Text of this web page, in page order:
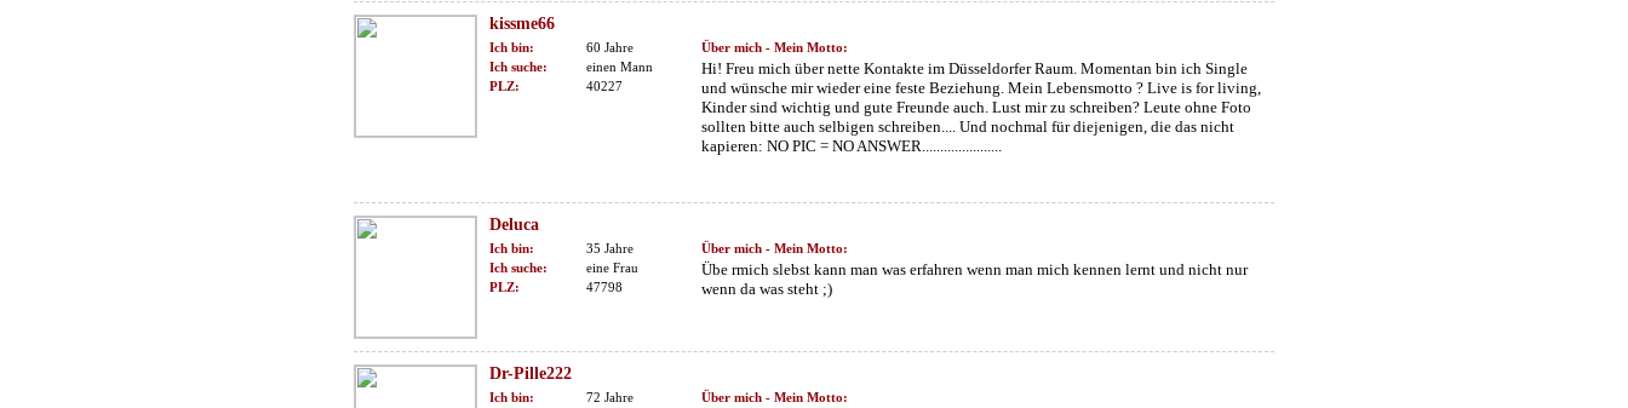
kissme66
Ich bin:
60 Jahre
Ich suche:
einen Mann
PLZ:
40227
Über mich - Mein Motto:
Hi! Freu mich über nette Kontakte im Düsseldorfer Raum. Momentan bin ich Single
und wünsche mir wieder eine feste Beziehung. Mein Lebensmotto ? Live is for living,
Kinder sind wichtig und gute Freunde auch. Lust mir zu schreiben? Leute ohne Foto
sollten bitte auch selbigen schreiben.... Und nochmal für diejenigen, die das nicht
kapieren: NO PIC = NO ANSWER......................
Deluca
Ich bin:
35 Jahre
Ich suche:
eine Frau
PLZ:
47798
Über mich - Mein Motto:
Übe rmich slebst kann man was erfahren wenn man mich kennen lernt und nicht nur
wenn da was steht ;)
Dr-Pille222
Ich bin:
72 Jahre
Über mich - Mein Motto: